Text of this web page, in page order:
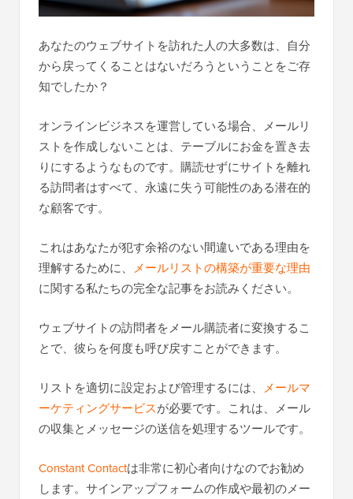
あなたのウェブサイトを訪れた人の大多数は、自分
から戻ってくることはないだろうということをご存
知でしたか？
オンラインビジネスを運営している場合、メールリ
ストを作成しないことは、テーブルにお金を置き去
りにするようなものです。購読せずにサイトを離れ
る訪問者はすべて、永遠に失う可能性のある潜在的
な顧客です。
これはあなたが犯す余裕のない間違いである理由を
理解するために、 メールリストの構築が重要な理由
に関する私たちの完全な記事をお読みください。
ウェブサイトの訪問者をメール購読者に変換するこ
とで、彼らを何度も呼び戻すことができます。
リストを適切に設定および管理するには、 メールマ
ーケティングサービスが必要です。これは、メール
の収集とメッセージの送信を処理するツールです。
Constant Contactは非常に初心者向けなのでお勧め
します。サインアップフォームの作成や最初のメー